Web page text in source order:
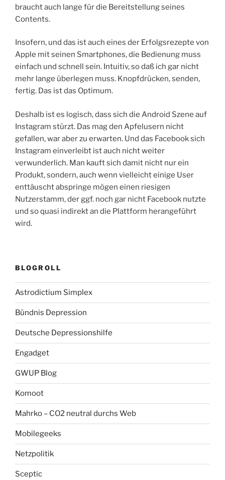
braucht auch lange für die Bereitstellung seines
Contents.
Insofern, und das ist auch eines der Erfolgsrezepte von
Apple mit seinen Smartphones, die Bedienung muss
einfach und schnell sein. Intuitiv, so daß ich gar nicht
mehr lange überlegen muss. Knopfdrücken, senden,
fertig. Das ist das Optimum.
Deshalb ist es logisch, dass sich die Android Szene auf
Instagram stürzt. Das mag den Apfelusern nicht
gefallen, war aber zu erwarten. Und das Facebook sich
Instagram einverleibt ist auch nicht weiter
verwunderlich. Man kauft sich damit nicht nur ein
Produkt, sondern, auch wenn vielleicht einige User
enttäuscht abspringe mögen einen riesigen
Nutzerstamm, der ggf. noch gar nicht Facebook nutzte
und so quasi indirekt an die Plattform herangeführt
wird.
BLOGROLL
Astrodictium Simplex
Bündnis Depression
Deutsche Depressionshilfe
Engadget
GWUP Blog
Komoot
Mahrko – CO2 neutral durchs Web
Mobilegeeks
Netzpolitik
Sceptic